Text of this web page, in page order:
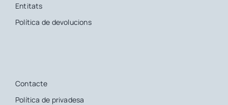
Entitats
Política de devolucions
Contacte
Política de privadesa